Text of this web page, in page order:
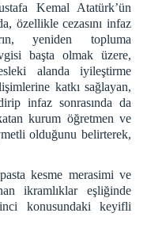
Kemal Atatürk’ün
özellikle cezasını infaz
yeniden topluma
başta olmak üzere,
alanda iyileştirme
katkı sağlayan,
infaz sonrasında da
kurum öğretmen ve
olduğunu belirterek,
kesme merasimi ve
ikramlıklar eşliğinde
konusundaki keyifli